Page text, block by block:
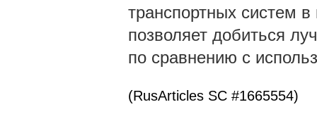
транспортных систем
позволяет добиться
по сравнению с
(RusArticles SC #1665554)